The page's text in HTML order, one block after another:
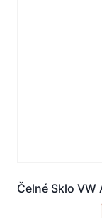
Čelné Sklo VW